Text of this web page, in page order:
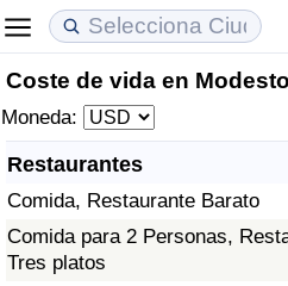
Coste de vida en Modesto
Moneda:
Restaurantes
Comida, Restaurante Barato
Comida para 2 Personas,
Tres platos
Coste de vida
Índice de Costo de Vida
Índice de costo de vida por
Precios de las propiedades
Índice de Precios de
Índice de Precios de
Calidad de Vida
Índice de Calidad de Vida
Índice de calidad de vida por